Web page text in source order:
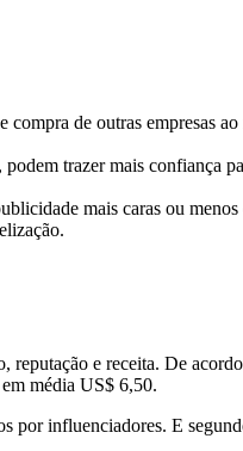
de outras empresas
trazer mais confiança
mais caras ou menos
reputação e receita. De
média US$ 6,50.
por influenciadores. E